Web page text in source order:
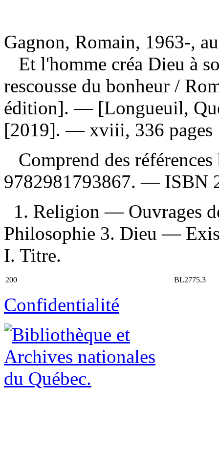
Gagnon, Romain, 1963-,
Et l'homme créa Dieu à
rescousse du bonheur /
édition]. — [Longueuil,
[2019]. — xviii, 336 pages
Comprend des
9782981793867. — ISBN
1. Religion — Ouvrages
Philosophie 3. Dieu —
I. Titre.
200 BL2775.3
Confidentialité